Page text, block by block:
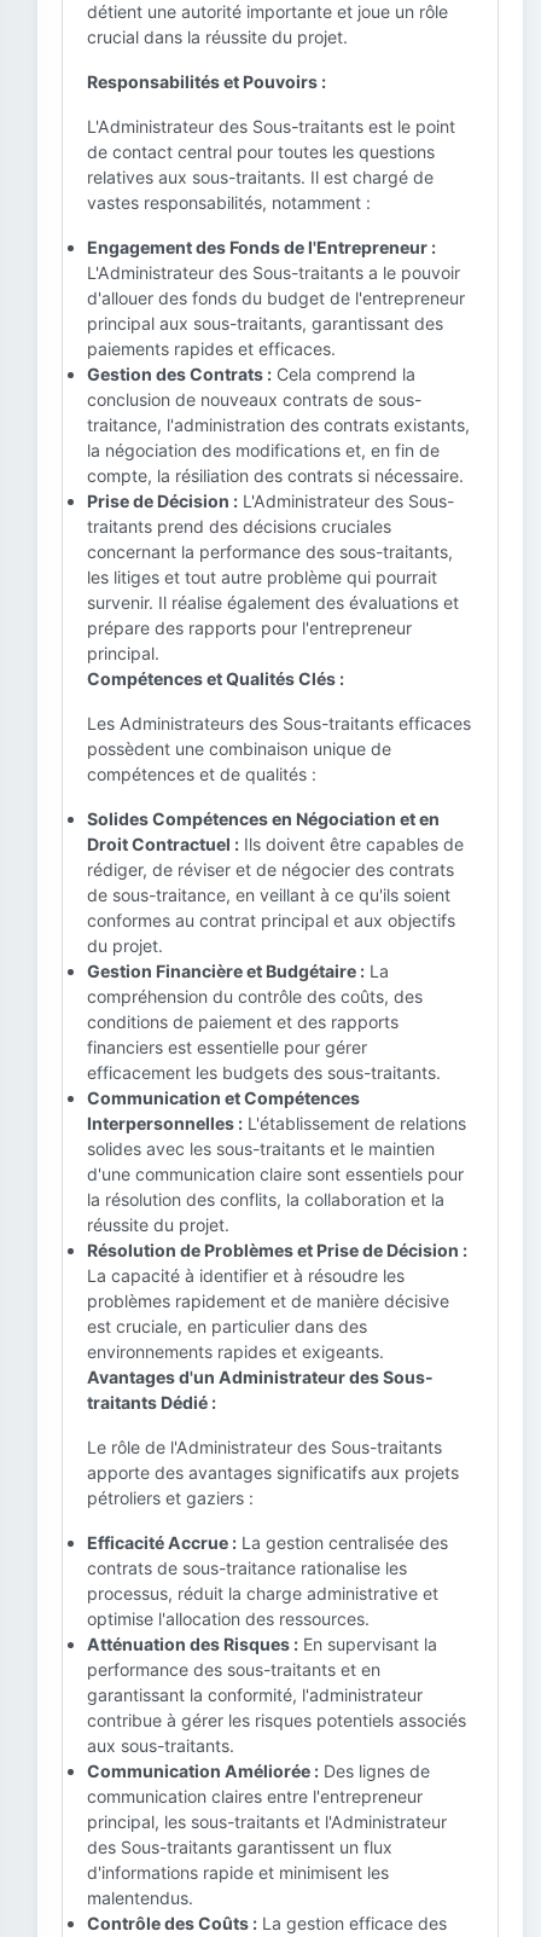
détient une autorité importante et joue un rôle
crucial dans la réussite du projet.
Responsabilités et Pouvoirs :
L'Administrateur des Sous-traitants est le point
de contact central pour toutes les questions
relatives aux sous-traitants. Il est chargé de
vastes responsabilités, notamment :
Engagement des Fonds de l'Entrepreneur :
L'Administrateur des Sous-traitants a le pouvoir
d'allouer des fonds du budget de l'entrepreneur
principal aux sous-traitants, garantissant des
paiements rapides et efficaces.
Gestion des Contrats : Cela comprend la
conclusion de nouveaux contrats de sous-
traitance, l'administration des contrats existants,
la négociation des modifications et, en fin de
compte, la résiliation des contrats si nécessaire.
Prise de Décision : L'Administrateur des Sous-
traitants prend des décisions cruciales
concernant la performance des sous-traitants,
les litiges et tout autre problème qui pourrait
survenir. Il réalise également des évaluations et
prépare des rapports pour l'entrepreneur
principal.
Compétences et Qualités Clés :
Les Administrateurs des Sous-traitants efficaces
possèdent une combinaison unique de
compétences et de qualités :
Solides Compétences en Négociation et en
Droit Contractuel : Ils doivent être capables de
rédiger, de réviser et de négocier des contrats
de sous-traitance, en veillant à ce qu'ils soient
conformes au contrat principal et aux objectifs
du projet.
Gestion Financière et Budgétaire : La
compréhension du contrôle des coûts, des
conditions de paiement et des rapports
financiers est essentielle pour gérer
efficacement les budgets des sous-traitants.
Communication et Compétences
Interpersonnelles : L'établissement de relations
solides avec les sous-traitants et le maintien
d'une communication claire sont essentiels pour
la résolution des conflits, la collaboration et la
réussite du projet.
Résolution de Problèmes et Prise de Décision :
La capacité à identifier et à résoudre les
problèmes rapidement et de manière décisive
est cruciale, en particulier dans des
environnements rapides et exigeants.
Avantages d'un Administrateur des Sous-
traitants Dédié :
Le rôle de l'Administrateur des Sous-traitants
apporte des avantages significatifs aux projets
pétroliers et gaziers :
Efficacité Accrue : La gestion centralisée des
contrats de sous-traitance rationalise les
processus, réduit la charge administrative et
optimise l'allocation des ressources.
Atténuation des Risques : En supervisant la
performance des sous-traitants et en
garantissant la conformité, l'administrateur
contribue à gérer les risques potentiels associés
aux sous-traitants.
Communication Améliorée : Des lignes de
communication claires entre l'entrepreneur
principal, les sous-traitants et l'Administrateur
des Sous-traitants garantissent un flux
d'informations rapide et minimisent les
malentendus.
Contrôle des Coûts : La gestion efficace des